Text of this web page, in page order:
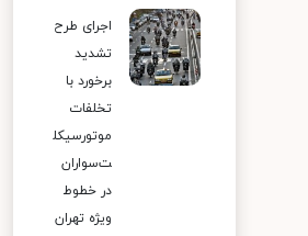
اجرای طرح
تشدید
برخورد با
تخلفات
موتورسیکل
ت‌سواران
در خطوط
ویژه تهران